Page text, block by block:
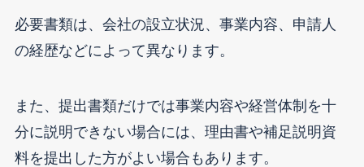
必要書類は、会社の設立状況、事業内容、申請人
の経歴などによって異なります。
また、提出書類だけでは事業内容や経営体制を十
分に説明できない場合には、理由書や補足説明資
料を提出した方がよい場合もあります。